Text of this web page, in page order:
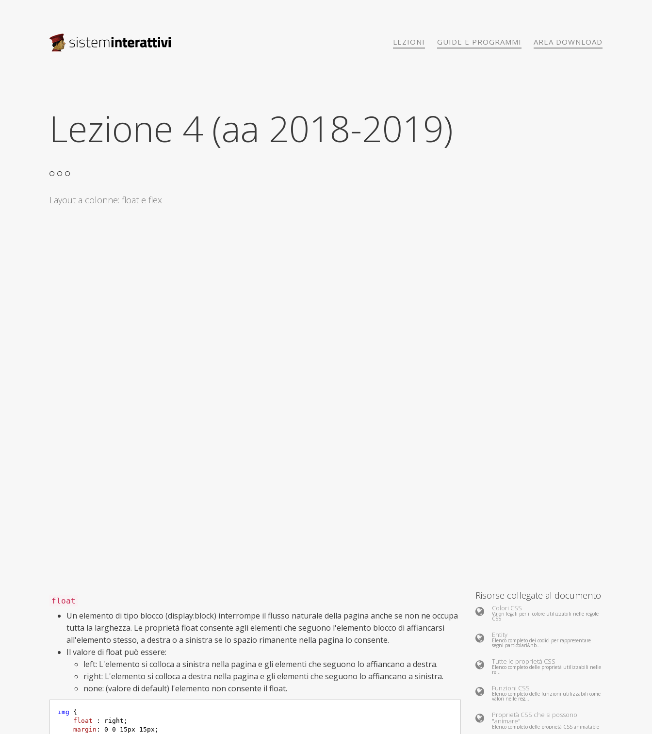
LEZIONI GUIDE E PROGRAMMI AREA DOWNLOAD
Lezione 4 (aa 2018-2019)
Layout a colonne: float e flex
float
Un elemento di tipo blocco (display:block) interrompe il flusso naturale della pagina anche se non ne occupa
tutta la larghezza. Le proprietà float consente agli elementi che seguono l'elemento blocco di affiancarsi
all'elemento stesso, a destra o a sinistra se lo spazio rimanente nella pagina lo consente.
Il valore di float può essere:
left: L'elemento si colloca a sinistra nella pagina e gli elementi che seguono lo affiancano a destra.
right: L'elemento si colloca a destra nella pagina e gli elementi che seguono lo affiancano a sinistra.
none: (valore di default) l'elemento non consente il float.
img {
float
: right;
margin : 0 0 15px 15px ;
Risorse collegate al documento
Colori CSS
Valori legali per il colore utilizzabili nelle regole
CSS
Entity
Elenco completo dei codici per rappresentare
segni particolari&nb...
Tutte le proprietà CSS
Elenco completo delle proprietà utilizzabili nelle
re...
Funzioni CSS
Elenco completo delle funzioni utilizzabili come
valori nelle reg...
Proprietà CSS che si possono
"animare"
Elenco completo delle proprietà CSS animatable